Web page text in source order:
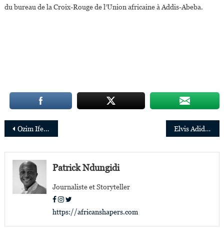
du bureau de la Croix-Rouge de l’Union africaine à Addis-Abeba.
Navigation
de
l’article
Ozim Ifeoma Obasi nommée directrice juridique de General Electric (GE) en Afrique Elvis Adidiema, 33 ans, nommé Directeur de Sony Music en Afrique francophone
Patrick Ndungidi
Journaliste et Storyteller
https://africanshapers.com